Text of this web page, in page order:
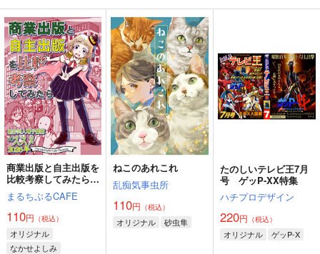
商業出版と自主出版を
比較考察してみたら
創作同人電子書籍のス
スメ2026年
まるちぷるCAFE
110円 （税込）
オリジナル
なかせよしみ
ねこのあれこれ
乱痴気事虫所
110円 （税込）
オリジナル 砂虫隼
たのしいテレビ王7月
号 ゲッP-XX特集
ハチプロデザイン
220円 （税込）
オリジナル ゲッP-X